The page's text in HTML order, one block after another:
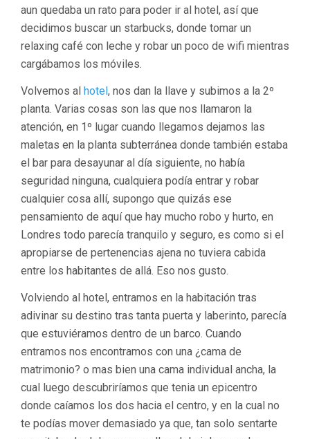
aun quedaba un rato para poder ir al hotel, así que
decidimos buscar un starbucks, donde tomar un
relaxing café con leche y robar un poco de wifi mientras
cargábamos los móviles.
Volvemos al hotel , nos dan la llave y subimos a la 2º
planta. Varias cosas son las que nos llamaron la
atención, en 1º lugar cuando llegamos dejamos las
maletas en la planta subterránea donde también estaba
el bar para desayunar al día siguiente, no había
seguridad ninguna, cualquiera podía entrar y robar
cualquier cosa allí, supongo que quizás ese
pensamiento de aquí que hay mucho robo y hurto, en
Londres todo parecía tranquilo y seguro, es como si el
apropiarse de pertenencias ajena no tuviera cabida
entre los habitantes de allá. Eso nos gusto.
Volviendo al hotel, entramos en la habitación tras
adivinar su destino tras tanta puerta y laberinto, parecía
que estuviéramos dentro de un barco. Cuando
entramos nos encontramos con una ¿cama de
matrimonio? o mas bien una cama individual ancha, la
cual luego descubriríamos que tenia un epicentro
donde caíamos los dos hacia el centro, y en la cual no
te podías mover demasiado ya que, tan solo sentarte